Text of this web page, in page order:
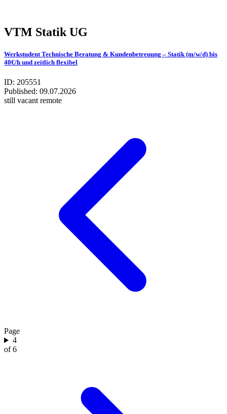
VTM Statik UG
Werkstudent Technische Beratung & Kundenbetreuung – Statik (m/w/d) bis
40€/h und zeitlich flexibel
ID: 205551
Published: 09.07.2026
still vacant remote
Page
4
of 6